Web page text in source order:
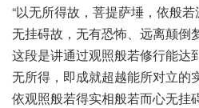
“以无所得故，菩提萨埵，依般若
无挂碍故，无有恐怖、远离颠倒
这段是讲通过观照般若修行能达
无所得，即成就超越能所对立的
依观照般若得实相般若而心无挂